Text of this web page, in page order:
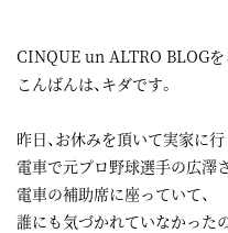
CINQUE un ALTRO BLOGを
こんばんは、キダです。
昨日、お休みを頂いて実家に
電車で元プロ野球選手の広澤
電車の補助席に座っていて、
誰にも気づかれていなかったの